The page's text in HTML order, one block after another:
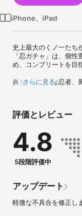
iPhone、iPad
史上最大のくノ一たち
「忍ガチャ」は、個
め、コンプリートを目
炎を操る妖艶な忍者、
一度にたくさんの仲間
忍び部隊を一気に強化
さらに、強力なくノ一
たあの子をゲットする
楽しいガチャを無限に
◆ あなたの推しが必ず
ノ一が50人以上登場！
彼女たちの背景にあ
さらに見る
評価とレビュー
4.8
5段階評価中
アップデート
軽微な不具合を修正し